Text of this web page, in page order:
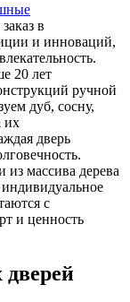
в
и инноваций,
20 лет
ручной
дуб, сосну,
их
дверь
массива дерева
с
и ценность